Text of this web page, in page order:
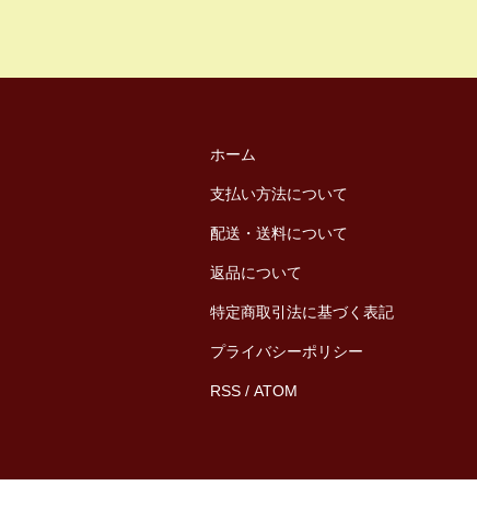
ホーム
支払い方法について
配送・送料について
返品について
特定商取引法に基づく表記
プライバシーポリシー
RSS/ ATOM